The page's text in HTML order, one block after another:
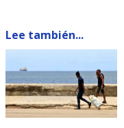
Lee también...